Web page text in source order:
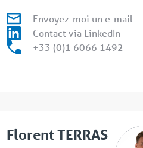
Envoyez-moi un e-mail
Contact via LinkedIn
+33 (0)1 6066 1492
Florent TERRAS